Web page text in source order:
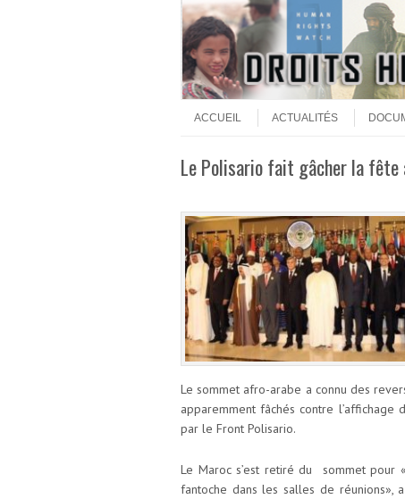
Menu
ACCUEIL
ACTUALITÉS
Le Polisario fait gâcher la fête
Le sommet afro-arabe a connu des
apparemment fâchés contre
par le Front Polisario.
Le Maroc s’est retiré du sommet pour
fantoche dans les salles de réunions»,